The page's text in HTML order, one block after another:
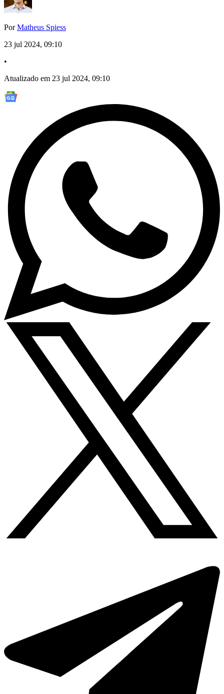
PorMatheus Spiess
23 jul 2024, 09:10
•
Atualizado em 23 jul 2024, 09:10